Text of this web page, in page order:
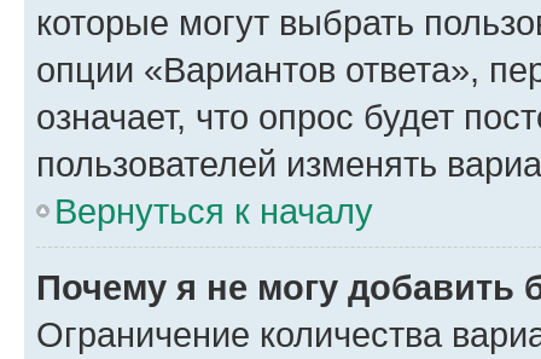
которые могут выбрать
опции «Вариантов ответа»,
означает, что опрос будет
пользователей изменять
Вернуться к началу
Почему я не могу добавить
Ограничение количества